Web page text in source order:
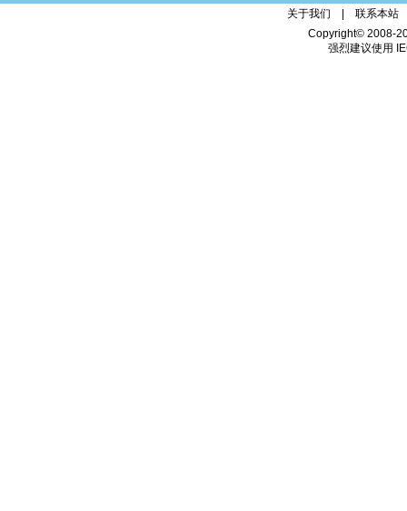
关于我们 | 联系本站
Copyright© 2008-
强烈建议使用